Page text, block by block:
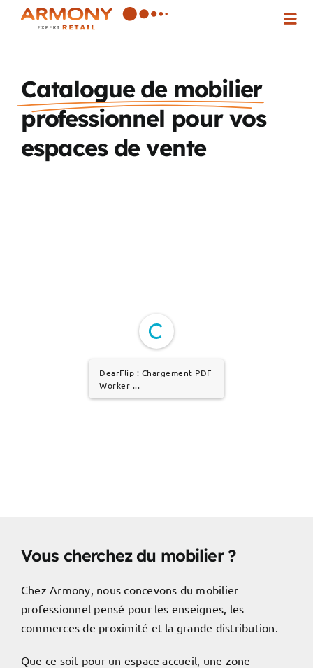
Passer
Qui sommes-nous ?
Nos solutions
Catalogue de mobilier
professionnel pour vos
espaces de vente
DearFlip : Chargement PDF
Worker ...
Vous cherchez du mobilier ?
Chez Armony, nous concevons du mobilier
professionnel pensé pour les enseignes, les
commerces de proximité et la grande distribution.
Que ce soit pour un espace accueil, une zone